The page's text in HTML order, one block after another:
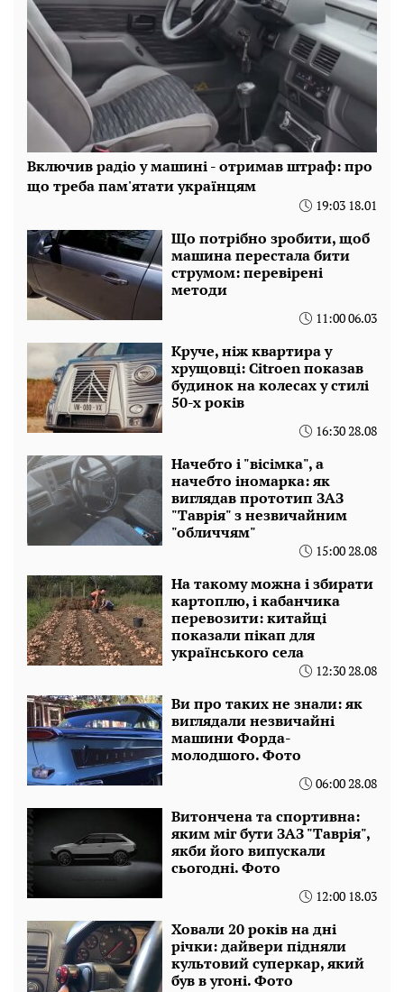
Включив радіо у машині - отримав штраф: про
що треба пам'ятати українцям
19:03 18.01
Що потрібно зробити, щоб
машина перестала бити
струмом: перевірені
методи
11:00 06.03
Круче, ніж квартира у
хрущовці: Citroen показав
будинок на колесах у стилі
50-х років
16:30 28.08
Начебто і "вісімка", а
начебто іномарка: як
виглядав прототип ЗАЗ
"Таврія" з незвичайним
"обличчям"
15:00 28.08
На такому можна і збирати
картоплю, і кабанчика
перевозити: китайці
показали пікап для
українського села
12:30 28.08
Ви про таких не знали: як
виглядали незвичайні
машини Форда-
молодшого. Фото
06:00 28.08
Витончена та спортивна:
яким міг бути ЗАЗ "Таврія",
якби його випускали
сьогодні. Фото
12:00 18.03
Ховали 20 років на дні
річки: дайвери підняли
культовий суперкар, який
був в угоні. Фото